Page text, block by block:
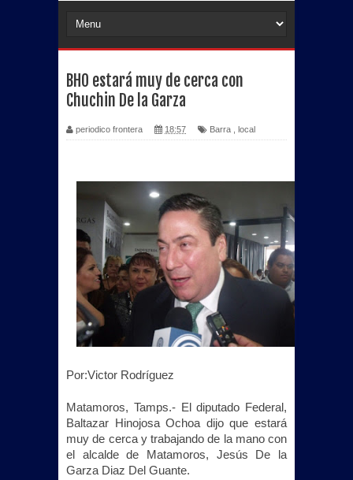
BHO estará muy de cerca con
Chuchin De la Garza
periodico frontera 18:57 Barra local
Por:Victor Rodríguez
Matamoros, Tamps.- El diputado Federal,
Baltazar Hinojosa Ochoa dijo que estará
muy de cerca y trabajando de la mano con
el alcalde de Matamoros, Jesús De la
Garza Diaz Del Guante.